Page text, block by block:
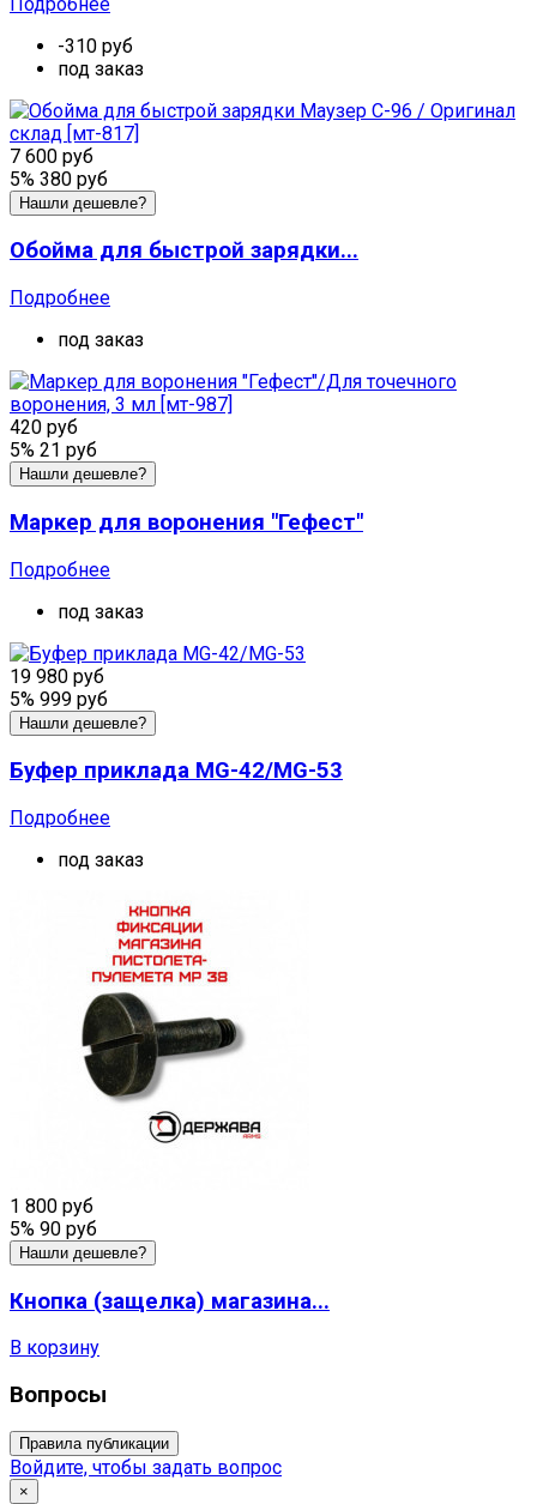
-310 руб
под заказ
7 600 руб
5% 380 руб
Нашли дешевле?
Обойма для быстрой зарядки...
Подробнее
под заказ
420 руб
5% 21 руб
Нашли дешевле?
Маркер для воронения "Гефест"
Подробнее
под заказ
19 980 руб
5% 999 руб
Нашли дешевле?
Буфер приклада MG-42/MG-53
Подробнее
под заказ
1 800 руб
5% 90 руб
Нашли дешевле?
Кнопка (защелка) магазина...
В корзину
Вопросы
Правила публикации
Войдите, чтобы задать вопрос
×